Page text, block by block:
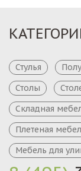
Стулья
Столы
Складная
Плетеная
Мебель для